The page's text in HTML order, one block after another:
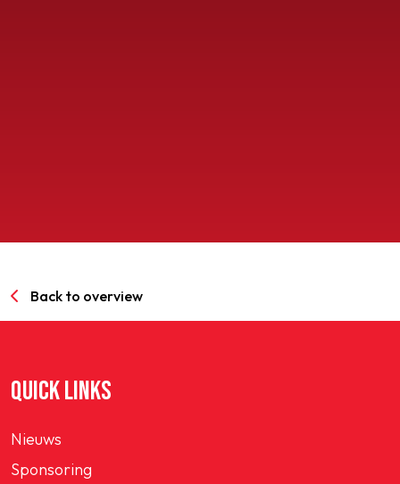
Back to overview
QUICK LINKS
Nieuws
Sponsoring